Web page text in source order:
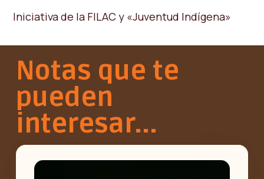
Iniciativa de la FILAC y «Juventud Indígena»
Notas que te
pueden
interesar...